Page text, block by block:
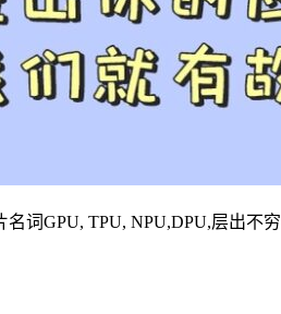
GPU, TPU, NPU,DPU,层出不